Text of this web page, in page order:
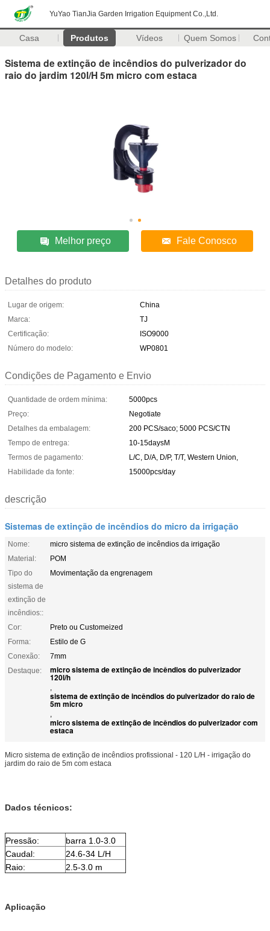
YuYao TianJia Garden Irrigation Equipment Co.,Ltd.
Casa Produtos Vídeos Quem Somos
Sistema de extinção de incêndios do pulverizador do
raio do jardim 120l/H 5m micro com estaca
Melhor preço Fale Conosco
Detalhes do produto
Lugar de origem:
China
Marca:
TJ
Certificação:
ISO9000
Número do modelo:
WP0801
Condições de Pagamento e Envio
Quantidade de ordem mínima:
5000pcs
Preço:
Negotiate
Detalhes da embalagem:
200 PCS/saco; 5000 PCS/CTN
Tempo de entrega:
10-15daysM
Termos de pagamento:
L/C, D/A, D/P, T/T, Western Union,
Habilidade da fonte:
15000pcs/day
descrição
Sistemas de extinção de incêndios do micro da irrigação
Nome:
micro sistema de extinção de incêndios da irrigação
Material:
POM
Tipo do
sistema de
extinção de
incêndios::
Movimentação da engrenagem
Cor:
Preto ou Customeized
Forma:
Estilo de G
Conexão:
7mm
Destaque:
micro sistema de extinção de incêndios do pulverizador
120l/h
,
sistema de extinção de incêndios do pulverizador do raio de
5m micro
,
micro sistema de extinção de incêndios do pulverizador com
estaca
Micro sistema de extinção de incêndios profissional - 120 L/H - irrigação do
jardim do raio de 5m com estaca
Dados técnicos:
Pressão:
barra 1.0-3.0
Caudal:
24.6-34 L/H
Raio:
2.5-3.0 m
Aplicação